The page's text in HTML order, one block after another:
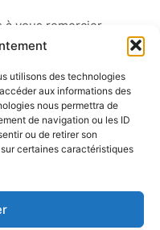
utilisons des technologies
aux informations des
nous permettra de
de navigation ou les ID
ou de retirer son
certaines caractéristiques
à vous remercier
de dons et